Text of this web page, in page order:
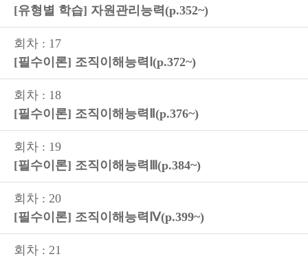
[유형별 학습] 자원관리능력(p.352~)
회차 : 17
[필수이론] 조직이해능력Ⅰ(p.372~)
회차 : 18
[필수이론] 조직이해능력Ⅱ(p.376~)
회차 : 19
[필수이론] 조직이해능력Ⅲ(p.384~)
회차 : 20
[필수이론] 조직이해능력Ⅳ(p.399~)
회차 : 21